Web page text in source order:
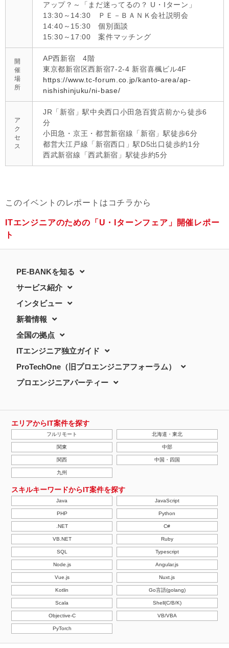
アップ？～「まだ迷ってるの？ U・Iターン」
13:30～14:30 ＰＥ－ＢＡＮＫ会社説明会
14:40～15:30 個別面談
15:30～17:00 案件マッチング
開
催
場
所
AP西新宿 4階
東京都新宿区西新宿7-2-4 新宿喜楓ビル4F
https://www.tc-forum.co.jp/kanto-area/ap-
nishishinjuku/ni-base/
ア
ク
セ
ス
JR「新宿」駅中央西口小田急百貨店前から徒歩6
分
小田急・京王・都営新宿線「新宿」駅徒歩6分
都営大江戸線「新宿西口」駅D5出口徒歩約1分
西武新宿線「西武新宿」駅徒歩約5分
このイベントのレポートはコチラから
ITエンジニアのための「U・Iターンフェア」開催レポー
ト
PE-BANKを知る
サービス紹介
インタビュー
新着情報
全国の拠点
ITエンジニア独立ガイド
ProTechOne（旧プロエンジニアフォーラム）
プロエンジニアパーティー
エリアからIT案件を探す
フルリモート 北海道・東北
関東 中部
関西 中国・四国
九州
スキルキーワードからIT案件を探す
Java JavaScript
PHP Python
.NET C#
VB.NET Ruby
SQL Typescript
Node.js Angular.js
Vue.js Nuxt.js
Kotlin Go言語(golang)
Scala Shell(C/B/K)
Objective-C VB/VBA
PyTorch